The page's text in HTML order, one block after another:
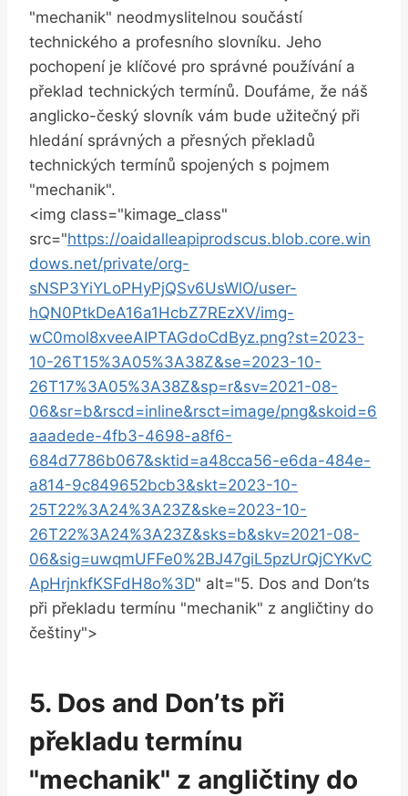
"mechanik" neodmyslitelnou součástí
technického a profesního slovníku. Jeho
pochopení je klíčové pro správné používání a
překlad technických termínů. Doufáme, že náš
anglicko-český slovník vám bude užitečný při
hledání správných a přesných překladů
technických termínů spojených s pojmem
"mechanik".
<img class="kimage_class"
src="https://oaidalleapiprodscus.blob.core.win
dows.net/private/org-
sNSP3YiYLoPHyPjQSv6UsWlO/user-
hQN0PtkDeA16a1HcbZ7REzXV/img-
wC0mol8xveeAIPTAGdoCdByz.png?st=2023-
10-26T15%3A05%3A38Z&se=2023-10-
26T17%3A05%3A38Z&sp=r&sv=2021-08-
06&sr=b&rscd=inline&rsct=image/png&skoid=6
aaadede-4fb3-4698-a8f6-
684d7786b067&sktid=a48cca56-e6da-484e-
a814-9c849652bcb3&skt=2023-10-
25T22%3A24%3A23Z&ske=2023-10-
26T22%3A24%3A23Z&sks=b&skv=2021-08-
06&sig=uwqmUFFe0%2BJ47giL5pzUrQjCYKvC
ApHrjnkfKSFdH8o%3D" alt="5. Dos and Don’ts
při překladu termínu "mechanik" z angličtiny do
češtiny">
5. Dos and Don’ts při
překladu termínu
"mechanik" z angličtiny do